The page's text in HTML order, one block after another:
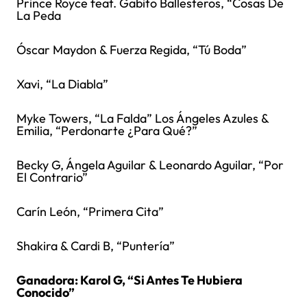
La Peda
Óscar Maydon & Fuerza Regida, “Tú Boda”
Xavi, “La Diabla”
Myke Towers, “La Falda” Los Ángeles Azules &
Emilia, “Perdonarte ¿Para Qué?”
Becky G, Ángela Aguilar & Leonardo Aguilar, “Por
El Contrario”
Carín León, “Primera Cita”
Shakira & Cardi B, “Puntería”
Ganadora: Karol G, “Si Antes Te Hubiera
Conocido”